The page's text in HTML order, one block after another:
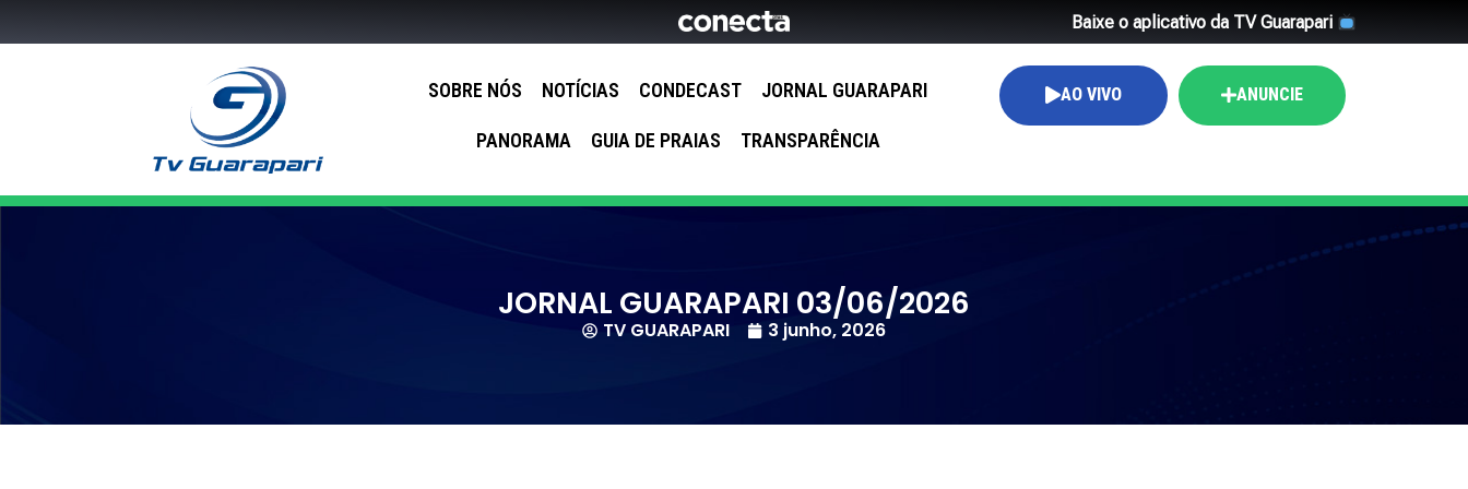
Baixe o aplicativo da TV Guarapari
SOBRE NÓS NOTÍCIAS CONDECAST JORNAL GUARAPARI
PANORAMA GUIA DE PRAIAS TRANSPARÊNCIA
AO VIVO ANUNCIE
JORNAL GUARAPARI 03/06/2026
TV GUARAPARI 3 junho, 2026